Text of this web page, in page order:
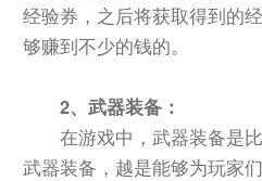
经验券，之后将获取得到的
够赚到不少的钱的。
2、武器装备：
在游戏中，武器装备是
武器装备，越是能够为玩家